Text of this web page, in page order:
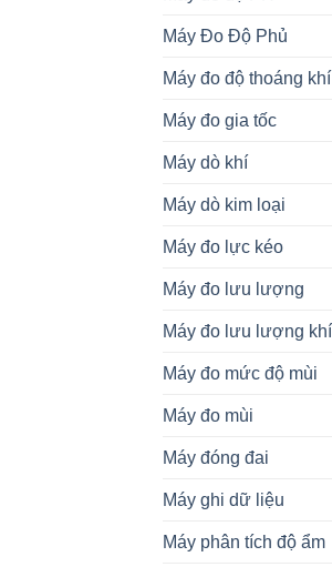
Máy Đo Độ Phủ
Máy đo độ thoáng khí
Máy đo gia tốc
Máy dò khí
Máy dò kim loại
Máy đo lực kéo
Máy đo lưu lượng
Máy đo lưu lượng khí
Máy đo mức độ mùi
Máy đo mùi
Máy đóng đai
Máy ghi dữ liệu
Máy phân tích độ ẩm